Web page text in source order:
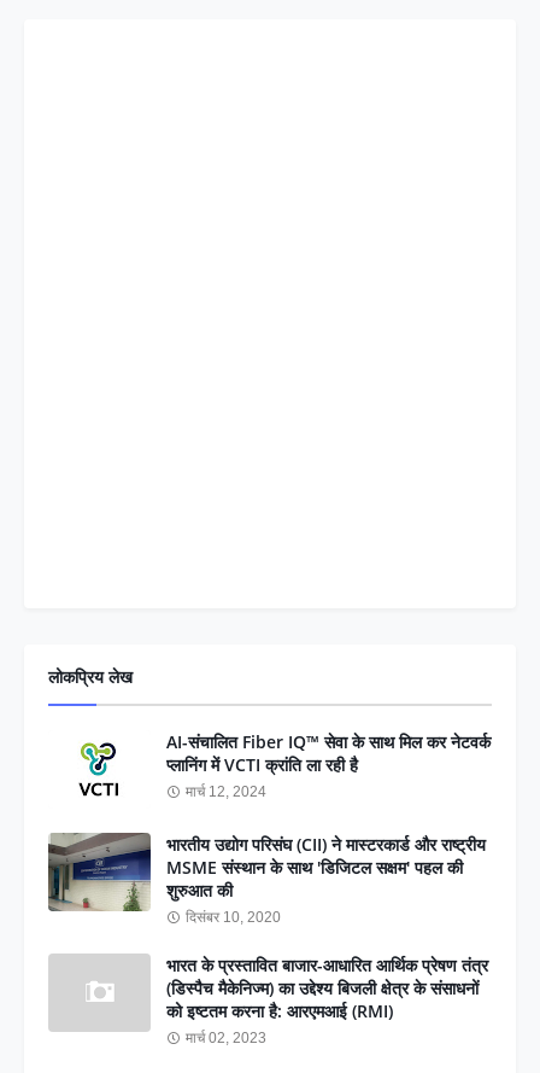
लोकप्रिय लेख
AI-संचालित Fiber IQ™ सेवा के साथ मिल कर नेटवर्क
प्लानिंग में VCTI क्रांति ला रही है
मार्च 12, 2024
भारतीय उद्योग परिसंघ (CII) ने मास्टरकार्ड और राष्ट्रीय
MSME संस्थान के साथ 'डिजिटल सक्षम' पहल की
शुरुआत की
दिसंबर 10, 2020
भारत के प्रस्तावित बाजार-आधारित आर्थिक प्रेषण तंत्र
(डिस्पैच मैकेनिज्म) का उद्देश्य बिजली क्षेत्र के संसाधनों
को इष्टतम करना है: आरएमआई (RMI)
मार्च 02, 2023